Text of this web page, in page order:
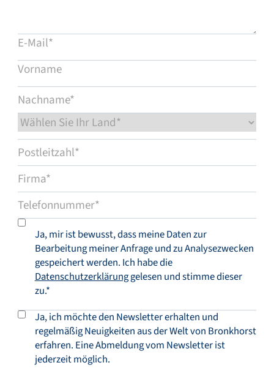
Kontakt aufnehmen
Ja, mir ist bewusst, dass meine Daten zur
Bearbeitung meiner Anfrage und zu Analysezwecken
gespeichert werden. Ich habe die
Datenschutzerklärunggelesen und stimme dieser
zu.*
Ja, ich möchte den Newsletter erhalten und
regelmäßig Neuigkeiten aus der Welt von Bronkhorst
erfahren. Eine Abmeldung vom Newsletter ist
jederzeit möglich.